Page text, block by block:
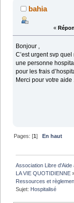
bahia
«
Bonjour ,
C’est urgent svp
une personne
pour les frais
Merci pour votre aide .
Pages: [1]En haut
Association Libre
LA VIE QUOTIDIENNE
Ressources et
Sujet: Hospitalisé